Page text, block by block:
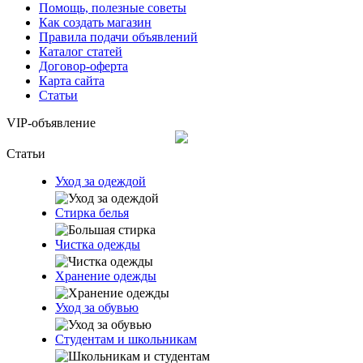
Помощь, полезные советы
Как создать магазин
Правила подачи объявлений
Каталог статей
Договор-оферта
Карта сайта
Статьи
VIP-объявление
Статьи
Уход за одеждой
Стирка белья
Чистка одежды
Хранение одежды
Уход за обувью
Студентам и школьникам